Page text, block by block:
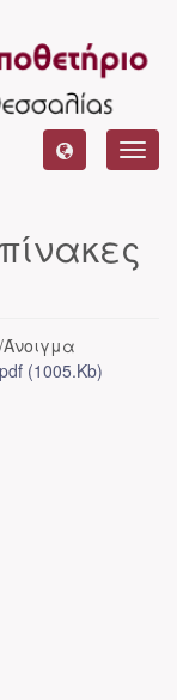
Άνοιγμα
(1005.Kb)